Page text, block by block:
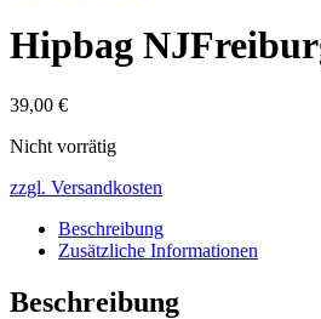
Hipbag
39,00 €
Nicht vorrätig
zzgl. Versandkosten
Beschreibung
Zusätzliche Informationen
Beschreibung